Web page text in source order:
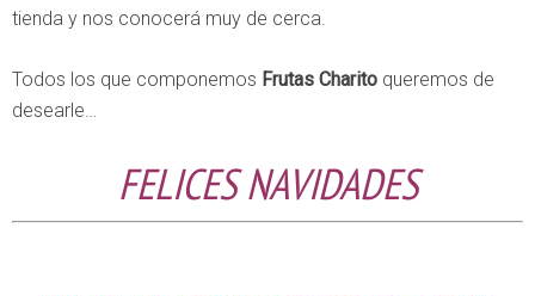
tienda y nos conocerá muy de cerca.
Todos los que componemos Frutas Charito queremos de
desearle…
FELICES NAVIDADES